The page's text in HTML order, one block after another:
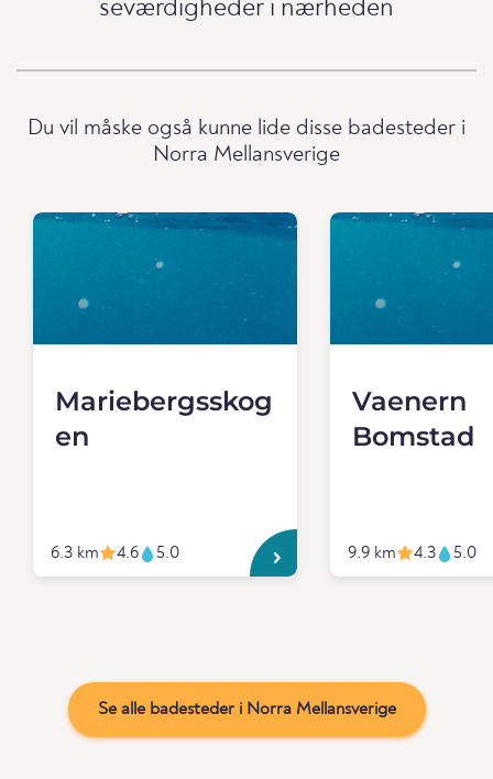
seværdigheder i nærheden
Du vil måske også kunne lide disse badesteder i
Norra Mellansverige
Mariebergsskog
en
6.3 km 4.6 5.0
Vaenern
Bomstad
9.9 km 4.3 5.0
Se alle badesteder i Norra Mellansverige